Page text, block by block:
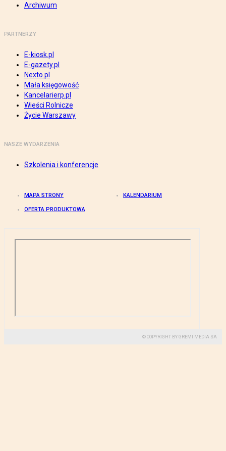
Archiwum
PARTNERZY
E-kiosk.pl
E-gazety.pl
Nexto.pl
Mała księgowość
Kancelarierp.pl
Wieści Rolnicze
Życie Warszawy
NASZE WYDARZENIA
Szkolenia i konferencje
MAPA STRONY KALENDARIUM
OFERTA PRODUKTOWA
© COPYRIGHT BY GREMI MEDIA SA